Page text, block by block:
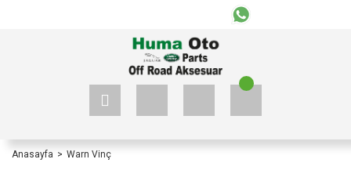
Anasayfa Warn Vinç